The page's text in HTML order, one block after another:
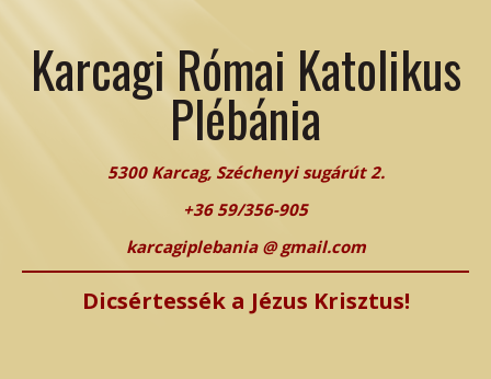
Karcagi Római Katolikus
Plébánia
5300 Karcag, Széchenyi sugárút 2.
+36 59/356-905
karcagiplebania @ gmail.com
Dicsértessék a Jézus Krisztus!